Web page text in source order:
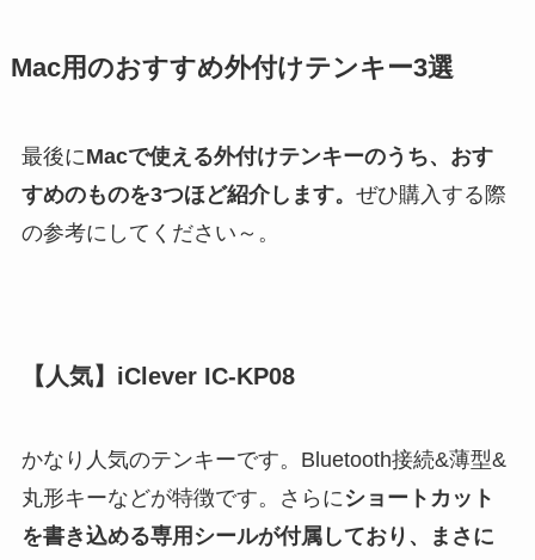
Mac用のおすすめ外付けテンキー3選
最後にMacで使える外付けテンキーのうち、おす
すめのものを3つほど紹介します。 ぜひ購入する際
の参考にしてください～。
【人気】iClever IC-KP08
かなり人気のテンキーです。Bluetooth接続&薄型&
丸形キーなどが特徴です。さらに ショートカット
を書き込める専用シールが付属しており、まさに